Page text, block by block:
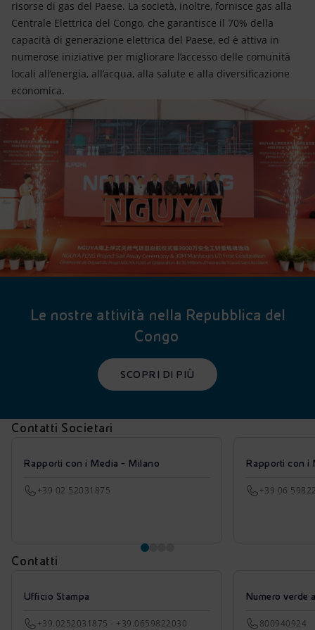
risorse di gas del Paese. La società, inoltre, fornisce gas alla
Centrale Elettrica del Congo, che garantisce il 70% della
capacità di generazione elettrica del Paese, ed è attiva in
numerose iniziative per migliorare l’accesso delle comunità
locali all’energia, all’acqua, alla salute e alla diversificazione
economica.
Le nostre attività nella Repubblica del
Congo
SCOPRI DI PIÙ
Contatti Societari
Rapporti con i Media - Milano
+39 02 52031875
Rapporti con i
+39 06
Contatti
Ufficio Stampa
+39.0252031875 - +39.0659822030
Numero verde
800940924